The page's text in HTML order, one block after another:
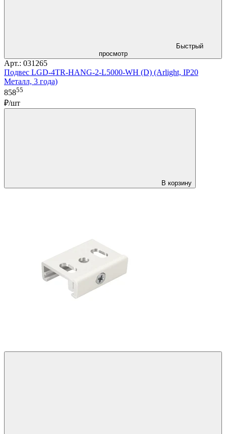
Быстрый
просмотр
Арт.: 031265
Подвес LGD-4TR-HANG-2-L5000-WH (D) (Arlight, IP20
Металл, 3 года)
85855
₽/шт
В корзину